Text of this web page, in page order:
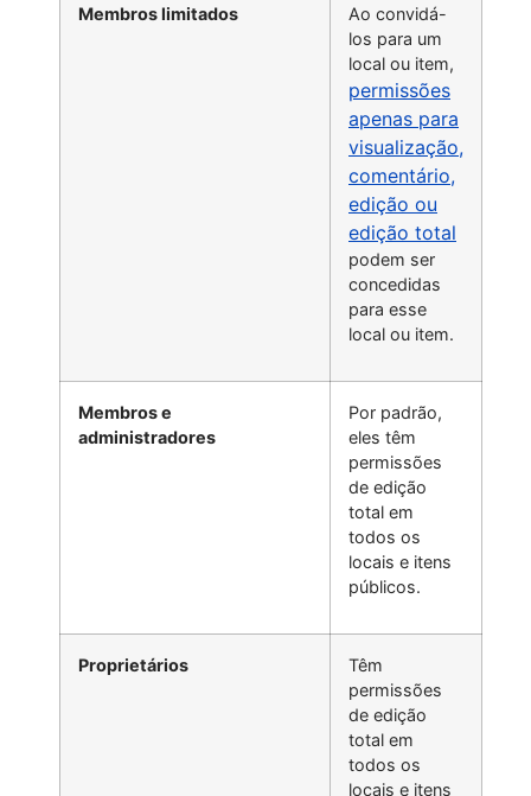
Membros limitados
Ao convidá-
los para um
local ou item,
permissões
apenas para
visualização,
comentário,
edição ou
edição total
podem ser
concedidas
para esse
local ou item.
Membros e
administradores
Por padrão,
eles têm
permissões
de edição
total em
todos os
locais e itens
públicos.
Proprietários
Têm
permissões
de edição
total em
todos os
locais e itens